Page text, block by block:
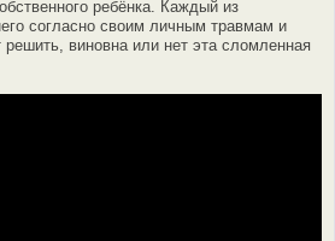
ребёнка. Каждый из
согласно своим личным травмам и
решить, виновна или нет эта сломленная